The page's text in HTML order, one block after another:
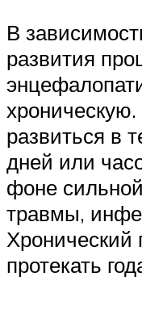
В
развития
развиться в
дней или
фоне
травмы,
Хронический
протекать